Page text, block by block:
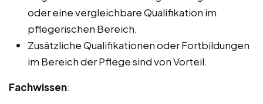
oder eine vergleichbare Qualifikation im
pflegerischen Bereich.
Zusätzliche Qualifikationen oder Fortbildungen
im Bereich der Pflege sind von Vorteil.
Fachwissen: